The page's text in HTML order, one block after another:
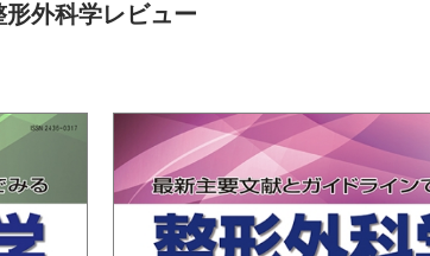
外科学レビュー